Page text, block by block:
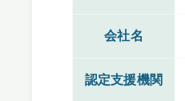
会社名
認定支援機関